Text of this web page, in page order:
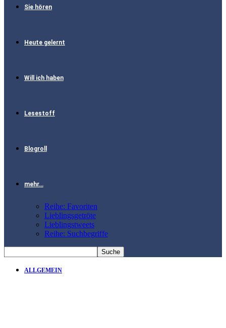
Sie hören
Heute gelernt
Will ich haben
Lesestoff
Blogroll
mehr…
Reihe: Favoriten
Lieblingsgetröte
Lieblingstweets
Reihe: Suchbegriffe
ALLGEMEIN